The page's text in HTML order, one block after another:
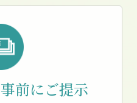
事前にご提示